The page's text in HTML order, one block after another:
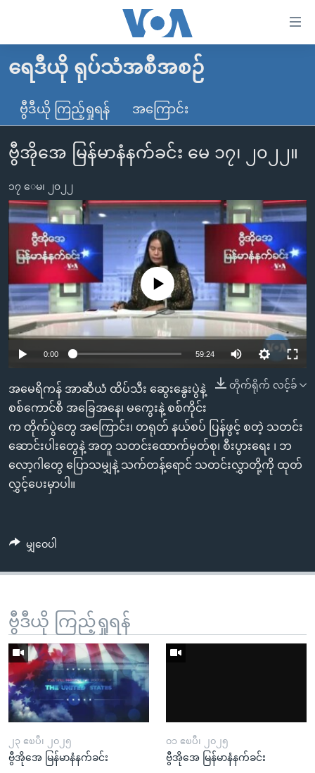
လွယ်ကူ
သည့်
Link
များ
ပင်မ
အကြောင်းအရာ
သို့
ကြည့်
ရန်
ပင်မ
အ
ညွန်း
စာမျက်နှာ
ကျော်
ကြည့်
ရန်
ရှာဖွေ
ရန်
နေရာ
ရန်
မူလစာမျက်နှာ
မြန်မာ
ကမ္ဘာ့သတင်းများ
နိုင်ငံတကာ
တရုတ်
အစ္စရေး-ပါလက်စတိုင်း
ဗွီဒီယို
ရပ်ဝန်းတခု လမ်းတခု အလွန်
အင်္ဂလိပ်စာလေ့လာမယ်
အမေရိကန်သုံးအီဒီယံ
မကြေးမုံရဲ့ အင်္ဂလိပ်စာ
ရုပ်ရှင်ထဲက အင်္ဂလိပ်စာ
သုတပဒေသာ အင်္ဂလိပ်စာ
အပတ်စဉ်ကဏ္ဍများ
တီဗွီ
ရေဒီယိုနှင့်ရုပ်သံ အချက်အလက်များ
ရေဒီယို/တီဗွီအစီအစဉ်
Learning English
ဘာသာစကားများ
ရေဒီယို ရုပ်သံအစီအစဉ်
ဗွီဒီယို ကြည့်ရှုရန် အကြောင်း
ဗွီအိုအေ မြန်မာနံနက်ခင်း မေ ၁၇၊ ၂၀၂၂။
၁၇ ေမ၊ ၂၀၂၂
No media source currently available
0:00 59:24
တိုက်ရိုက် လင့်ခ်
အမေရိကန် အာဆီယံ ထိပ်သီး ဆွေးနွေးပွဲနဲ့
စစ်ကောင်စီ အခြေအနေ၊ မကွေးနဲ့ စစ်ကိုင်း
က တိုက်ပွဲတွေ အကြောင်း၊ တရုတ် နယ်စပ် ပြန်ဖွင့် စတဲ့ သတင်း
ဆောင်းပါးတွေနဲ့ အတူ သတင်းထောက်မှတ်စု၊ စီးပွားရေး ၊ ဘ
လော့ဂါတွေ ပြောသမျှနဲ့ သက်တန့်ရောင် သတင်းလွှာတို့ကို ထုတ်
လွှင့်ပေးမှာပါ။
မျှဝေပါ
ဗွီဒီယို ကြည့်ရှုရန်
၂၃ ဧၿပီ၊ ၂၀၂၅
ဗွီအိုအေ မြန်မာနံနက်ခင်း
၀၁ ဧၿပီ၊ ၂၀၂၅
ဗွီအိုအေ မြန်မာနံနက်ခင်း